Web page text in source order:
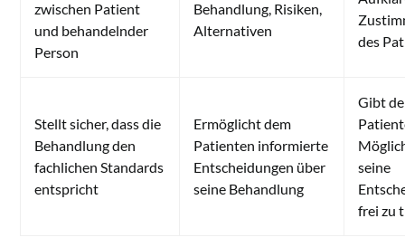
zwischen Patient
und behandelnder
Person
Behandlung, Risiken,
Alternativen
des
Stellt sicher, dass die
Behandlung den
fachlichen Standards
entspricht
Ermöglicht dem
Patienten informierte
Entscheidungen über
seine Behandlung
Gibt
seine
frei zu